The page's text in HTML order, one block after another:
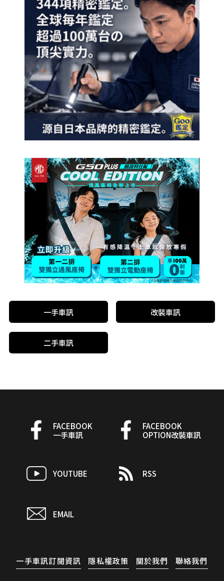
一手車訊 改裝車訊
二手車訊
FACEBOOK
一手車訊
FACEBOOK
OPTION改裝車訊
YOUTUBE RSS
EMAIL
一手車訊訂閱資訊 隱私權政策 關於我們 聯絡我們